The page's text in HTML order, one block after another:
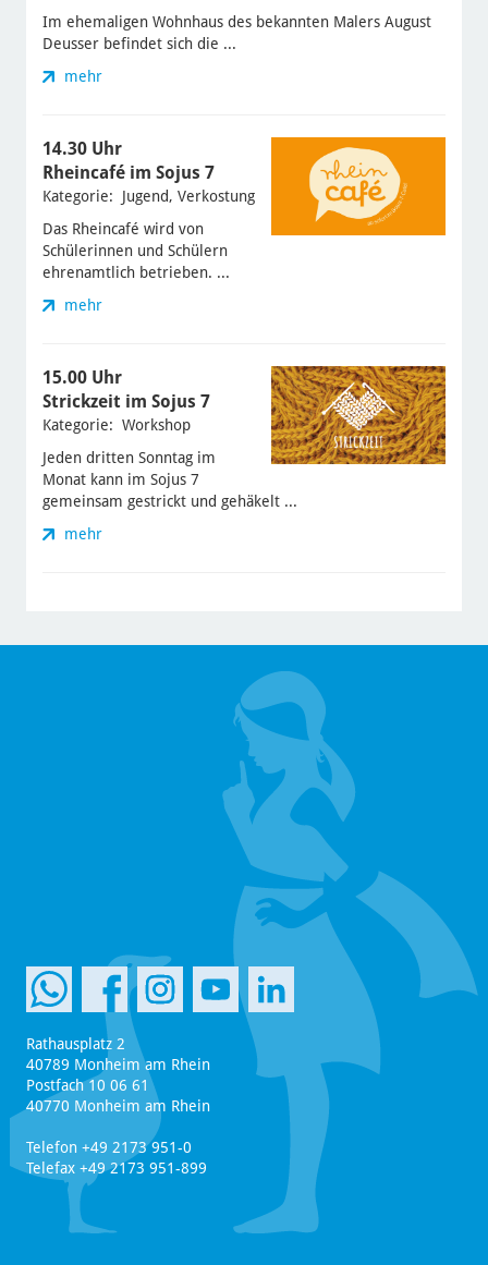
Im ehemaligen Wohnhaus des bekannten Malers August
Deusser befindet sich die ...
mehr
14.30 Uhr
Rheincafé im Sojus 7
Kategorie: Jugend, Verkostung
Das Rheincafé wird von
Schülerinnen und Schülern
ehrenamtlich betrieben. ...
mehr
15.00 Uhr
Strickzeit im Sojus 7
Kategorie: Workshop
Jeden dritten Sonntag im
Monat kann im Sojus 7
gemeinsam gestrickt und gehäkelt ...
mehr
Rathausplatz 2
40789 Monheim am Rhein
Postfach 10 06 61
40770 Monheim am Rhein
Telefon +49 2173 951-0
Telefax +49 2173 951-899